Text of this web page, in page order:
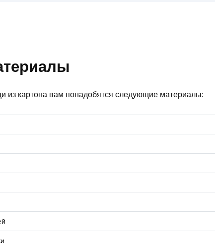
из картона вам понадобятся следующие материалы: